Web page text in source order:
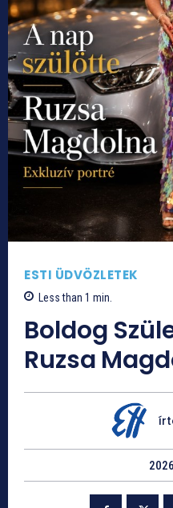
ESTI ÜDVÖZLETEK
Less than 1 min.
Boldog
Ruzsa